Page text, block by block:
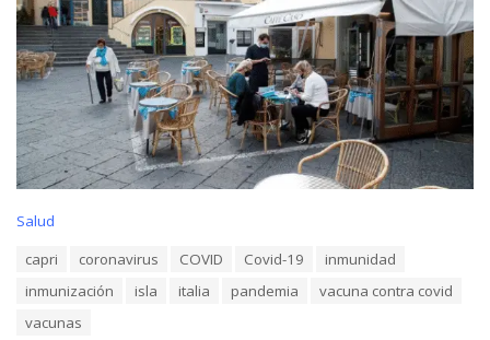
C
Salud
capri coronavirus COVID Covid-19
inmunidad
inmunización
isla italia pandemia
vacuna contra covid
vacunas